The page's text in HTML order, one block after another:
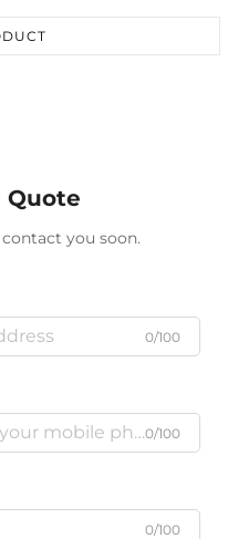
Quote
you soon.
0/100
0/100
0/100